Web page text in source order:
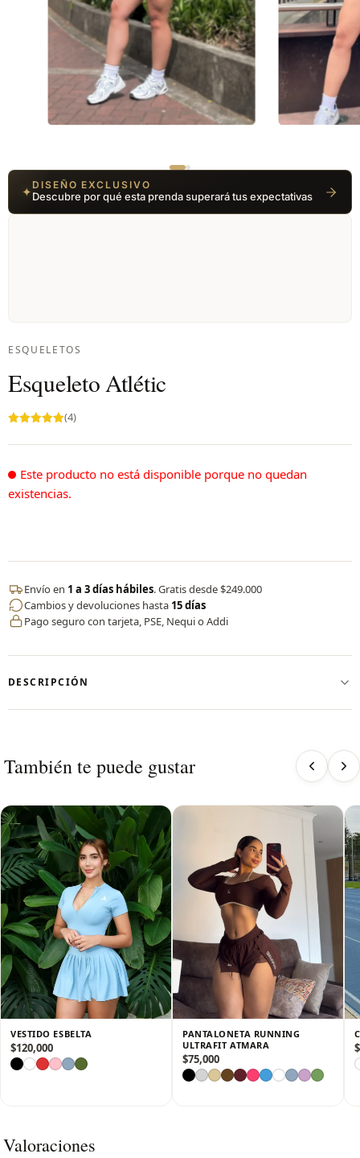
01 / 02
✦ DISEÑO EXCLUSIVO
Descubre por qué esta prenda superará tus expectativas
ESQUELETOS
Esqueleto Atlétic
5.00de 5
(4)
Este producto no está disponible porque no quedan
existencias.
Envío en 1 a 3 días hábiles. Gratis desde $249.000
Cambios y devoluciones hasta 15 días
Pago seguro con tarjeta, PSE, Nequi o Addi
DESCRIPCIÓN
un material ligero, elástico y transpirable que se ajusta al
cuerpo como una segunda piel. Su diseño tipo esqueleto con
movimiento, ideal para entrenamientos intensos, running,
ciclismo o sesiones de gimnasio.
El tejido de secado rápido ayuda a evacuar el sudor,
manteniéndote fresco y cómodo en todo momento. Además,
cuenta con costuras reforzadas y planas que evitan roces e
incomodidades durante la actividad física.
Con un estilo moderno y atlético, esta camiseta esqueleto no
solo ofrece rendimiento deportivo, sino que también puede
combinarse fácilmente en outfits athleisure para un look
urbano y dinámico.
También te puede gustar
VESTIDO ESBELTA
$120,000
PANTALONETA RUNNING
ULTRAFIT ATMARA
$75,000
$
Valoraciones